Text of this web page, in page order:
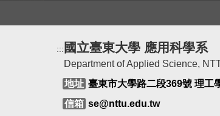
::: 國立臺東大學 應用科學系
Department of Applied Science,
地址 臺東市大學路二段369號 理工
信箱 se@nttu.edu.tw